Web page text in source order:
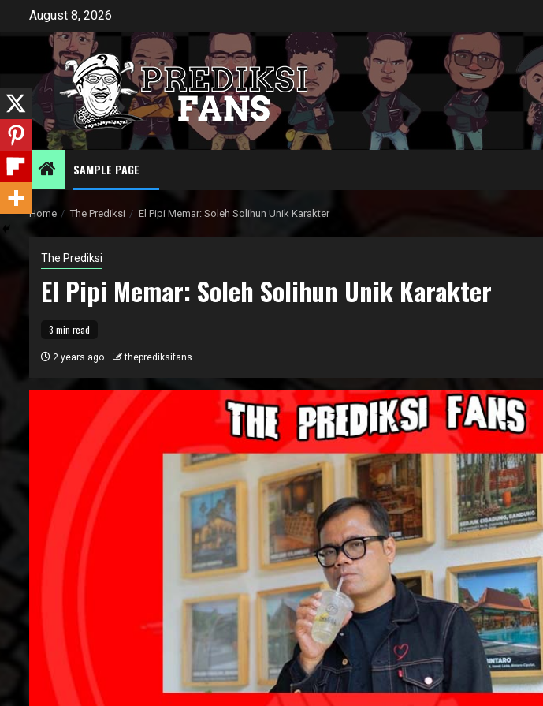
August 8, 2026
SAMPLE PAGE
Home The Prediksi El Pipi Memar: Soleh Solihun Unik Karakter
The Prediksi
El Pipi Memar: Soleh Solihun Unik Karakter
3 min read
2 years ago theprediksifans